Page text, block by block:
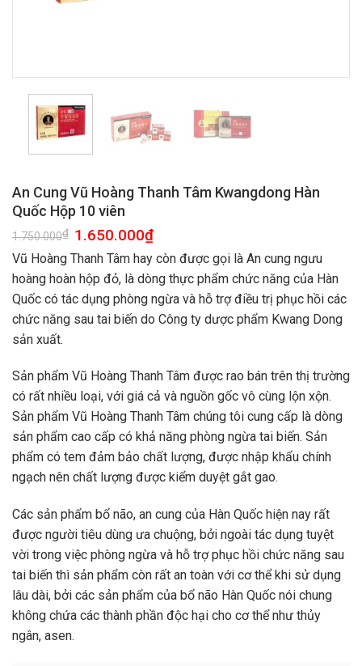
An Cung Vũ Hoàng Thanh Tâm Kwangdong Hàn
Quốc Hộp 10 viên
1.750.000₫ 1.650.000₫
Vũ Hoàng Thanh Tâm hay còn được gọi là An cung ngưu
hoàng hoàn hộp đỏ, là dòng thực phẩm chức năng của Hàn
Quốc có tác dụng phòng ngừa và hỗ trợ điều trị phục hồi các
chức năng sau tai biến do Công ty dược phẩm Kwang Dong
sản xuất.
Sản phẩm Vũ Hoàng Thanh Tâm được rao bán trên thị trường
có rất nhiều loại, với giá cả và nguồn gốc vô cùng lộn xộn.
Sản phẩm Vũ Hoàng Thanh Tâm chúng tôi cung cấp là dòng
sản phẩm cao cấp có khả năng phòng ngừa tai biến. Sản
phẩm có tem đảm bảo chất lượng, được nhập khẩu chính
ngạch nên chất lượng được kiểm duyệt gắt gao.
Các sản phẩm bổ não, an cung của Hàn Quốc hiện nay rất
được người tiêu dùng ưa chuộng, bởi ngoài tác dụng tuyệt
vời trong việc phòng ngừa và hỗ trợ phục hồi chức năng sau
tai biến thì sản phẩm còn rất an toàn với cơ thể khi sử dụng
lâu dài, bởi các sản phẩm của bổ não Hàn Quốc nói chung
không chứa các thành phần độc hại cho cơ thể như thủy
ngân, asen.